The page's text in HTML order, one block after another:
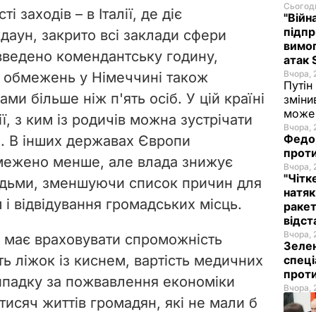
заходів – в Італії, де діє
закрито всі заклади сфери
комендантську годину,
у Німеччині також
більше ніж п'ять осіб. У цій країні
з ким із родичів можна зустрічати
В інших державах Європи
менше, але влада знижує
зменшуючи список причин для
відвідування громадських місць.
враховувати спроможність
ліжок із киснем, вартість медичних
за пожвавлення економіки
життів громадян, які не мали б
атак
Вчора,
може
Вчора,
Вчора,
Вчора,
Вчора,